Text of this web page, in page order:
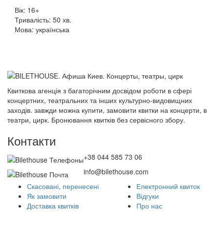
Вік: 16+
Тривалість: 50 хв.
Мова: українська
Квиткова агенція з багаторічним досвідом роботи в сфері
концертних, театральних та інших культурно-видовищних
заходів. завжди можна купити, замовити квитки на концерти, в
театри, цирк. Бронювання квитків без сервісного збору.
Контакти
+38 044 585 73 06
info@bilethouse.com
Скасовані, перенесені
Як замовити
Доставка квитків
Електронний квиток
Відгуки
Про нас